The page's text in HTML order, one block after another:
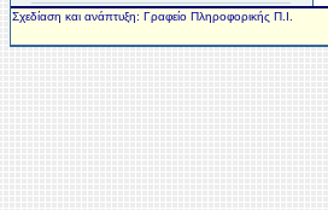
Σχεδίαση και ανάπτυξη: Γραφείο Πληροφορικής Π.Ι.